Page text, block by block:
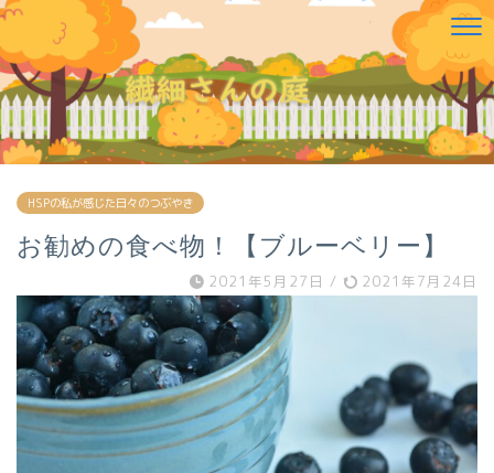
HSPの私が感じた日々のつぶやき
お勧めの食べ物！【ブルーベリー】
2021年5月27日 / 2021年7月24日